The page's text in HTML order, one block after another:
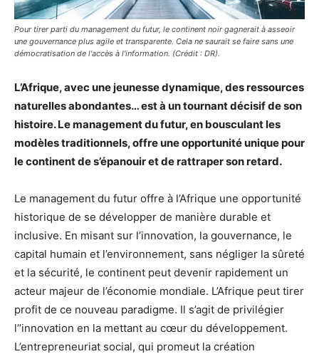
Pour tirer parti du management du futur, le continent noir gagnerait à asseoir
une gouvernance plus agile et transparente. Cela ne saurait se faire sans une
démocratisation de l'accès à l'information. (Crédit : DR).
L’Afrique, avec une jeunesse dynamique, des ressources
naturelles abondantes… est à un tournant décisif de son
histoire. Le management du futur, en bousculant les
modèles traditionnels, offre une opportunité unique pour
le continent de s’épanouir et de rattraper son retard.
Le management du futur offre à l’Afrique une opportunité
historique de se développer de manière durable et
inclusive. En misant sur l’innovation, la gouvernance, le
capital humain et l’environnement, sans négliger la sûreté
et la sécurité, le continent peut devenir rapidement un
acteur majeur de l’économie mondiale. L’Afrique peut tirer
profit de ce nouveau paradigme. Il s’agit de privilégier
l’’innovation en la mettant au cœur du développement.
L’entrepreneuriat social, qui promeut la création